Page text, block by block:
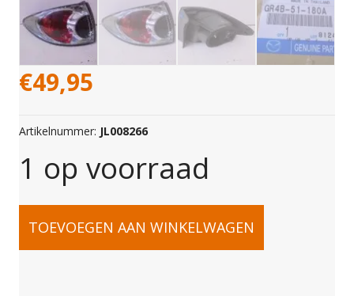
€49,95
Artikelnummer: JL008266
1 op voorraad
MAZDA
TOEVOEGEN AAN WINKELWAGEN